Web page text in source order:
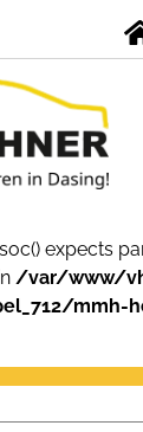
expects
/var/www/
mmh-